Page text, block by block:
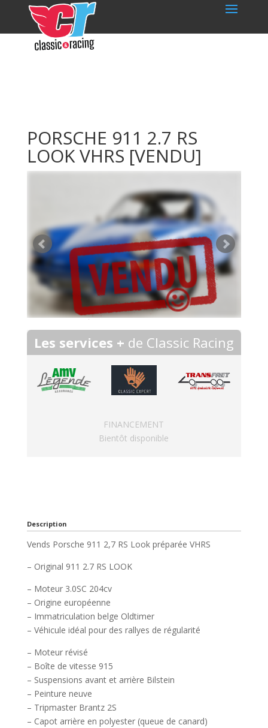
PORSCHE 911 2.7 RS
LOOK VHRS [VENDU]
Les services + de Classic Racing
FINANCEMENT
Bientôt disponible
Description
Vends Porsche 911 2,7 RS Look préparée VHRS
– Original 911 2.7 RS LOOK
– Moteur 3.0SC 204cv
– Origine européenne
– Immatriculation belge Oldtimer
– Véhicule idéal pour des rallyes de régularité
– Moteur révisé
– Boîte de vitesse 915
– Suspensions avant et arrière Bilstein
– Peinture neuve
– Tripmaster Brantz 2S
– Capot arrière en polyester (queue de canard)